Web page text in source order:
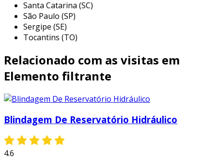
poroso
utilizar um elemento filtrante de plástico
poroso oferece várias vantagens significativas.
eficiência de filtração
assegura que partículas menores sejam
produção e manutenção contribui para a
sustentabilidade
Santa Catarina (SC)
São Paulo (SP)
Sergipe (SE)
Tocantins (TO)
Relacionado com as visitas em
Elemento filtrante
Blindagem De Reservatório Hidráulico
4.6